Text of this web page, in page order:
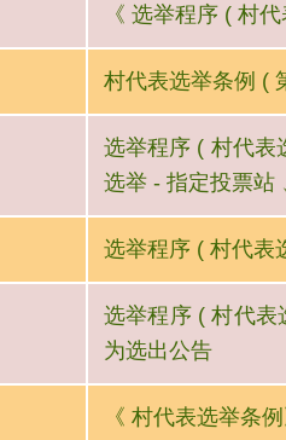
《 选举程序 ( 村
村代表选举条例 (
选举程序 ( 村代表
选举 - 指定投票站
选举程序 ( 村代表
选举程序 ( 村代
为选出公告
《 村代表选举条